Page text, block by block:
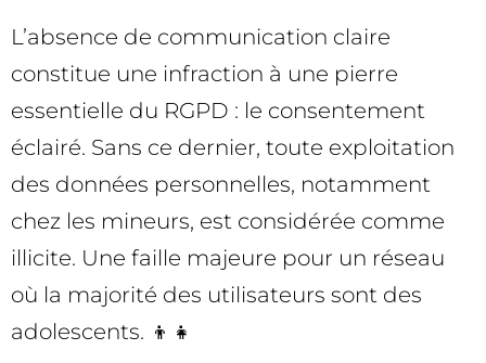
L’absence de communication claire
constitue une infraction à une pierre
essentielle du RGPD : le consentement
éclairé. Sans ce dernier, toute exploitation
des données personnelles, notamment
chez les mineurs, est considérée comme
illicite. Une faille majeure pour un réseau
où la majorité des utilisateurs sont des
adolescents. 👦👧